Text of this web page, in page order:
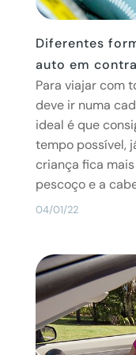
Diferentes
auto em
04/01/22
Para viajar com
deve ir numa
ideal é que
tempo possível,
criança fica
pescoço e a